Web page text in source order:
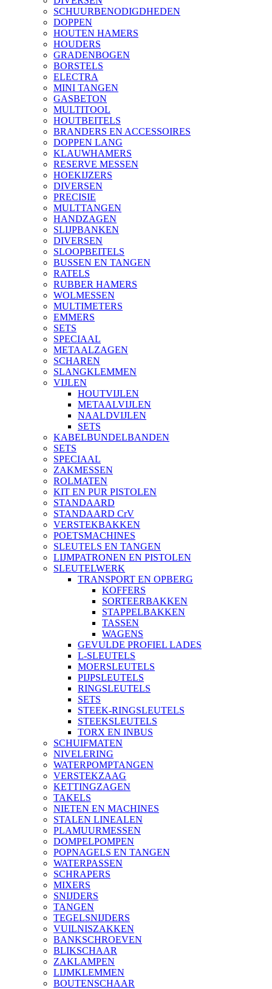
SCHUURBENODIGDHEDEN
DOPPEN
HOUTEN HAMERS
HOUDERS
GRADENBOGEN
BORSTELS
ELECTRA
MINI TANGEN
GASBETON
MULTITOOL
HOUTBEITELS
BRANDERS EN ACCESSOIRES
DOPPEN LANG
KLAUWHAMERS
RESERVE MESSEN
HOEKIJZERS
DIVERSEN
PRECISIE
MULTTANGEN
HANDZAGEN
SLIJPBANKEN
DIVERSEN
SLOOPBEITELS
BUSSEN EN TANGEN
RATELS
RUBBER HAMERS
WOLMESSEN
MULTIMETERS
EMMERS
SETS
SPECIAAL
METAALZAGEN
SCHAREN
SLANGKLEMMEN
VIJLEN
HOUTVIJLEN
METAALVIJLEN
NAALDVIJLEN
SETS
KABELBUNDELBANDEN
SETS
SPECIAAL
ZAKMESSEN
ROLMATEN
KIT EN PUR PISTOLEN
STANDAARD
STANDAARD CrV
VERSTEKBAKKEN
POETSMACHINES
SLEUTELS EN TANGEN
LIJMPATRONEN EN PISTOLEN
SLEUTELWERK
TRANSPORT EN OPBERG
KOFFERS
SORTEERBAKKEN
STAPPELBAKKEN
TASSEN
WAGENS
GEVULDE PROFIEL LADES
L-SLEUTELS
MOERSLEUTELS
PIJPSLEUTELS
RINGSLEUTELS
SETS
STEEK-RINGSLEUTELS
STEEKSLEUTELS
TORX EN INBUS
SCHUIFMATEN
NIVELERING
WATERPOMPTANGEN
VERSTEKZAAG
KETTINGZAGEN
TAKELS
NIETEN EN MACHINES
STALEN LINEALEN
PLAMUURMESSEN
DOMPELPOMPEN
POPNAGELS EN TANGEN
WATERPASSEN
SCHRAPERS
MIXERS
SNIJDERS
TANGEN
TEGELSNIJDERS
VUILNISZAKKEN
BANKSCHROEVEN
BLIKSCHAAR
ZAKLAMPEN
LIJMKLEMMEN
BOUTENSCHAAR